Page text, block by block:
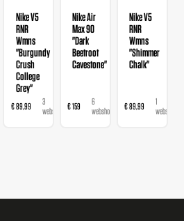
Nike V5
RNR
Wmns
"Burgundy
Crush
College
Grey"
€ 89,99
3
webshops
Nike Air
Max 90
"Dark
Beetroot
Cavestone"
€ 159
6
webshops
Nike V5
RNR
Wmns
"Shimmer
Chalk"
€ 89,99
1
webshop